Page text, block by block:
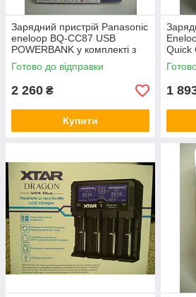
Зарядний пристрій Panasonic
eneloop BQ-CC87 USB
POWERBANK у комплекті з
акумуляторами
Готово до відправки
2 260 ₴
Купити
Quick
1